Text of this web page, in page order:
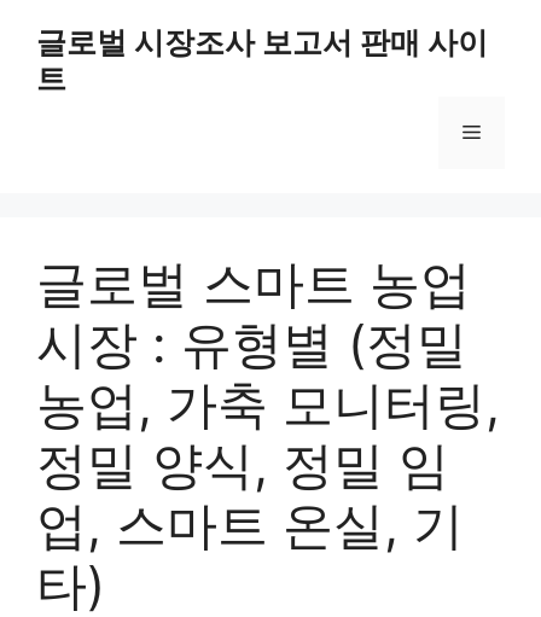
content
글로벌 시장조사 보고서 판매 사이
트
Menu
글로벌 스마트 농업
시장 : 유형별 (정밀
농업, 가축 모니터링,
정밀 양식, 정밀 임
업, 스마트 온실, 기
타)